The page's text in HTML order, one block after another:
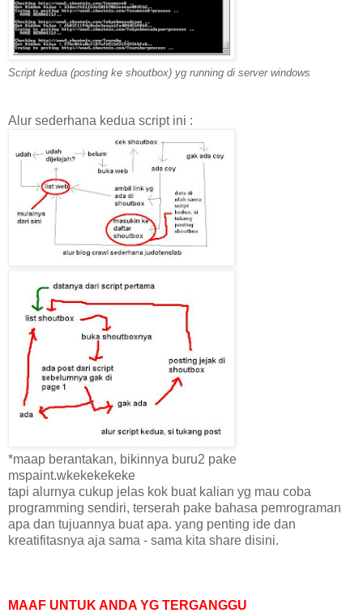
Script kedua (posting ke shoutbox) yg running di server windows
Alur sederhana kedua script ini :
*maap berantakan, bikinnya buru2 pake
mspaint.wkekekekeke
tapi alurnya cukup jelas kok buat kalian yg mau coba
programming sendiri, terserah pake bahasa pemrograman
apa dan tujuannya buat apa. yang penting ide dan
kreatifitasnya aja sama - sama kita share disini.
MAAF UNTUK ANDA YG TERGANGGU